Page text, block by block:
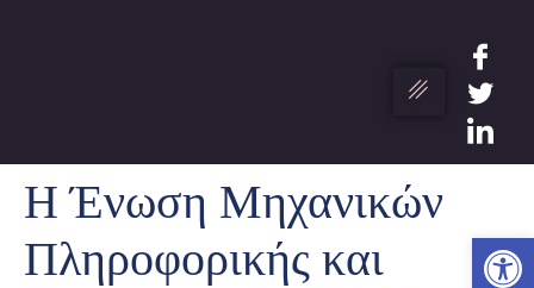
Η Ένωση Μηχανικών
Πληροφορικής και